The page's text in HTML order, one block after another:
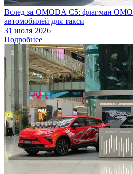
Вслед за OMODA C5: флагман
автомобилей для такси
31 июля 2026
Подробнее